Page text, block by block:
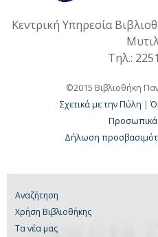
Κεντρική Υπηρεσία
Τηλ.:
©2015 Βιβλιοθήκη
Σχετικά με την Πύλη |
Δήλωση
Αναζήτηση
Χρήση Βιβλιοθήκης
Τα νέα μας